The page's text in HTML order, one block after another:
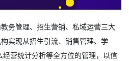
务管理、招生营销、私域运营三大
实现从招生引流、销售管理、学
营统计分析等全方位的管理，以信